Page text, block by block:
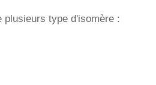
plusieurs type d'isomère :